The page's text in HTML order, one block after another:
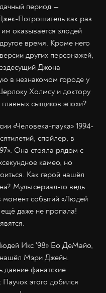
период —
Потрошитель как раз
оказывается злодей
время. Кроме него
других персонажей,
Джона
в незнакомом городе у
Холмсу и доктору
сыщиков эпохи?
«Человека-паука» 1994-
спойлер, в
Она стояла рядом с
камео, но
Как герой нашёл
Мультсериал-то ведь
момент событий «Людей
ещё даже не пропала!
Икс '98» Бо ДеМайо,
Мэри Джейн.
фанатские
этого добился